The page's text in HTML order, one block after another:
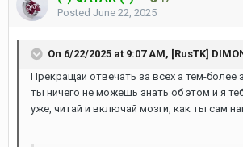
Posted June 22, 2025
On 6/22/2025 at 9:07 AM, [RusTK]
Прекращай отвечать за всех а тем-более
ты ничего не можешь знать об этом и я
уже, читай и включай мозги, как ты сам